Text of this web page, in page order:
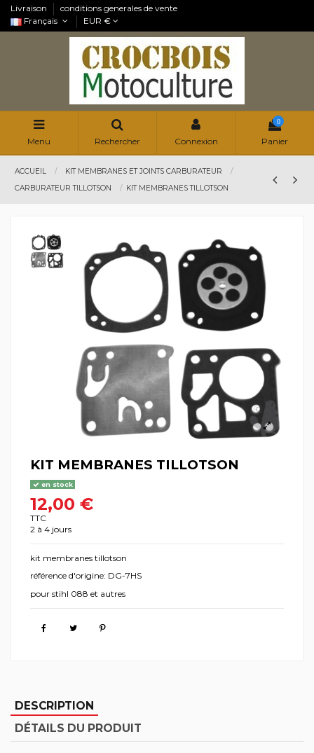
Livraison
conditions generales de vente
Français
EUR €
Menu Rechercher Connexion
0
Panier
ACCUEIL
KIT MEMBRANES ET JOINTS CARBURATEUR
CARBURATEUR TILLOTSON
KIT MEMBRANES TILLOTSON
KIT MEMBRANES TILLOTSON
en stock
12,00 €
TTC
2 à 4 jours
kit membranes tillotson
référence d'origine: DG-7HS
pour stihl 088 et autres
DESCRIPTION
DÉTAILS DU PRODUIT